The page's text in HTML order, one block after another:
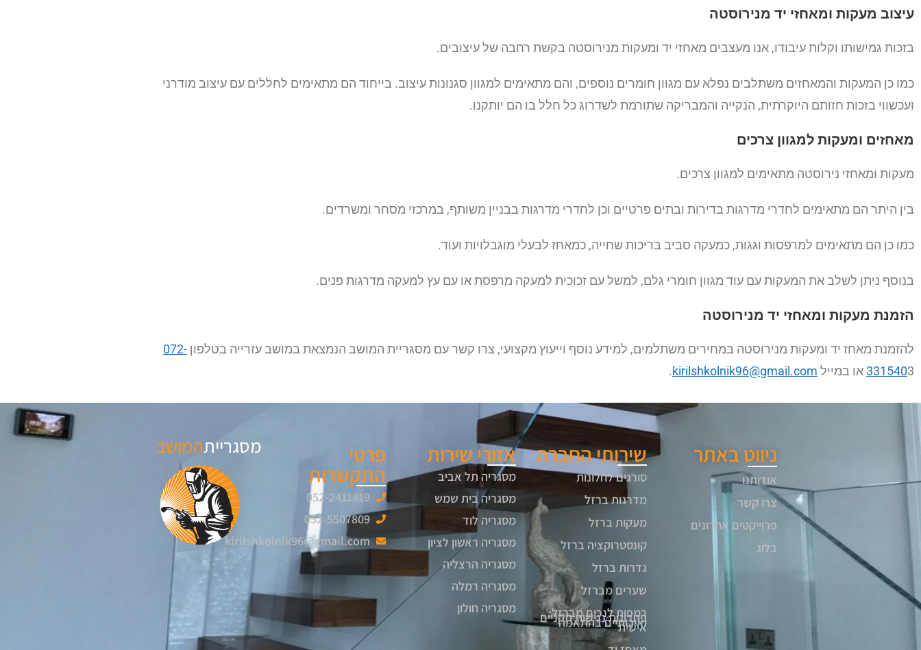
עיצוב מעקות ומאחזי יד מנירוסטה
בזכות גמישותו וקלות עיבודו, אנו מעצבים מאחזי יד ומעקות מנירוסטה בקשת רחבה של עיצובים.
כמו כן המעקות והמאחזים משתלבים נפלא עם מגוון חומרים נוספים, והם מתאימים למגוון סגנונות עיצוב. בייחוד הם מתאימים לחללים עם עיצוב מודרני
ועכשווי בזכות חזותם היוקרתית, הנקייה והמבריקה שתורמת לשדרוג כל חלל בו הם יותקנו.
מאחזים ומעקות למגוון צרכים
מעקות ומאחזי נירוסטה מתאימים למגוון צרכים.
בין היתר הם מתאימים לחדרי מדרגות בדירות ובתים פרטיים וכן לחדרי מדרגות בבניין משותף, במרכזי מסחר ומשרדים.
כמו כן הם מתאימים למרפסות וגגות, כמעקה סביב בריכות שחייה, כמאחז לבעלי מוגבלויות ועוד.
בנוסף ניתן לשלב את המעקות עם עוד מגוון חומרי גלם, למשל עם זכוכית למעקה מרפסת או עם עץ למעקה מדרגות פנים.
הזמנת מעקות ומאחזי יד מנירוסטה
להזמנת מאחז יד ומעקות מנירוסטה במחירים משתלמים, למידע נוסף וייעוץ מקצועי, צרו קשר עם מסגריית המושב הנמצאת במושב עזרייה בטלפון 072-
3315403 או במייל kirilshkolnik96@gmail.com
.
ניווט באתר
אודותנו
צרו קשר
פרוייקטים אחרונים
בלוג
שירותי החברה
סורגים לחלונות
מדרגות ברזל
מעקות ברזל
קונסטרוקציה ברזל
גדרות ברזל
שערים מברזל
רמפות לנכים מברזל:
פתרונות נגישות תקניים
ואיכותיים בהתאמה
אישית
אזורי שירות
מסגריה תל אביב
מסגריה בית שמש
מסגריה לוד
מסגריה ראשון לציון
מסגריה הרצליה
מסגריה רמלה
מסגריה חולון
פרטי
התקשרות
052-2411819
052-5507809
kirilshkolnik96@gmail.com
מסגרייתהמושב